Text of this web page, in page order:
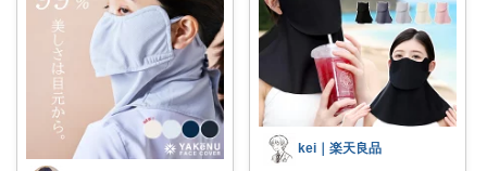
kei｜楽天良品